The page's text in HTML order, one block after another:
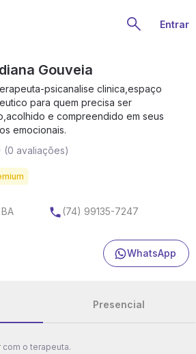
Entrar
Gouveia
psicanalise clinica,espaço
para quem precisa ser
e compreendido em seus
emocionais.
(0 avaliações)
(74) 99135-7247
WhatsApp
Presencial
com o terapeuta.